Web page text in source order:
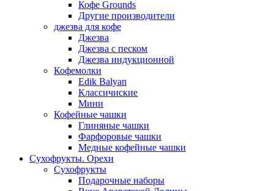
Кофе Grounds
Другие производители
джезва для кофе
Джезва
Джезва с песком
Джезва индукционной
Кофемолки
Edik Balyan
Классичиские
Мини
Кофейные чашки
Глиняные чашки
Фарфоровые чашки
Медные кофейные чашки
Сухофрукты. Орехи
Сухофрукты
Подарочные наборы